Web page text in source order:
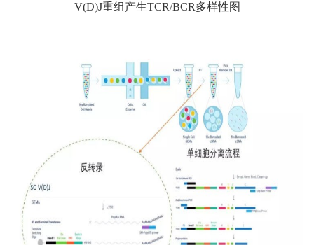
V(D)J重组产生TCR/BCR多样性图